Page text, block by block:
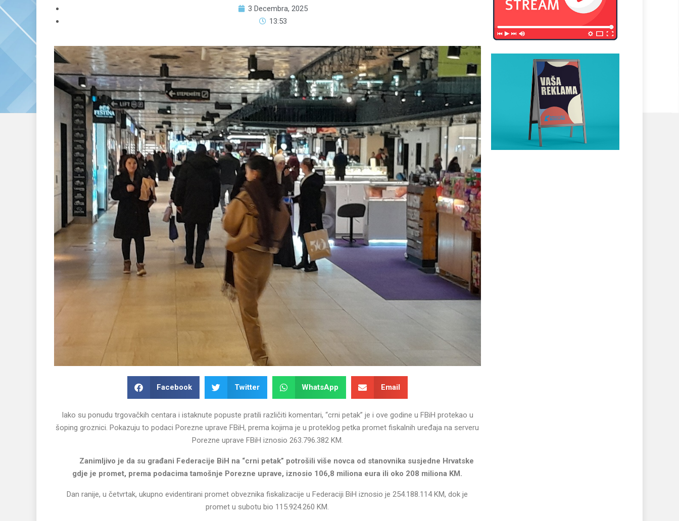
3 Decembra, 2025
13:53
Facebook Twitter WhatsApp Email
Iako su ponudu trgovačkih centara i istaknute popuste pratili različiti komentari, “crni petak” je i ove godine u FBiH protekao u
šoping groznici. Pokazuju to podaci Porezne uprave FBiH, prema kojima je u proteklog petka promet fiskalnih uređaja na serveru
Porezne uprave FBiH iznosio 263.796.382 KM.
Zanimljivo je da su građani Federacije BiH na “crni petak” potrošili više novca od stanovnika susjedne Hrvatske
gdje je promet, prema podacima tamošnje Porezne uprave, iznosio 106,8 miliona eura ili oko 208 miliona KM.
Dan ranije, u četvrtak, ukupno evidentirani promet obveznika fiskalizacije u Federaciji BiH iznosio je 254.188.114 KM, dok je
promet u subotu bio 115.924.260 KM.